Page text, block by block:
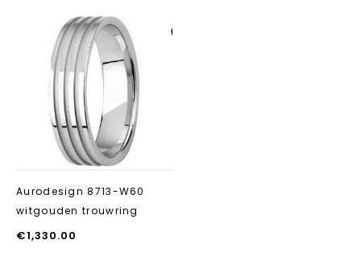
Aurodesign 8713-W60
witgouden trouwring
€1,330.00